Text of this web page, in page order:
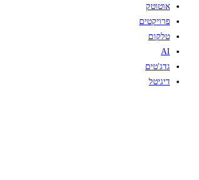
אוטוטק
פרויקטים
טלקום
AI
גדג'טים
דיגיטל